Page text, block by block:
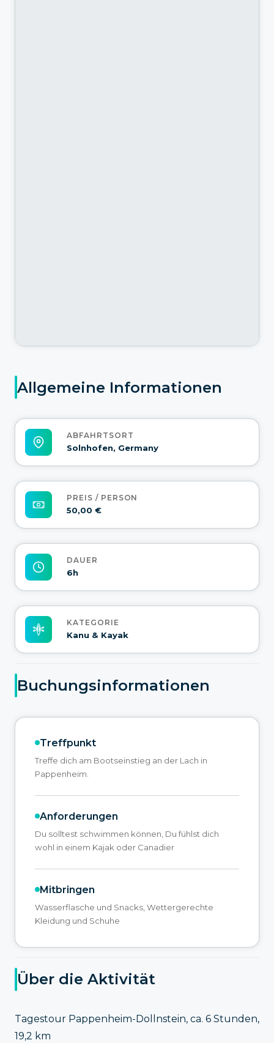
Allgemeine Informationen
ABFAHRTSORT
Solnhofen, Germany
PREIS / PERSON
50,00 €
DAUER
6h
KATEGORIE
Kanu & Kayak
Buchungsinformationen
Treffpunkt
Treffe dich am Bootseinstieg an der Lach in
Pappenheim.
Anforderungen
Du solltest schwimmen können, Du fühlst dich
wohl in einem Kajak oder Canadier
Mitbringen
Wasserflasche und Snacks, Wettergerechte
Kleidung und Schuhe
Über die Aktivität
Tagestour Pappenheim-Dollnstein, ca. 6 Stunden,
19,2 km